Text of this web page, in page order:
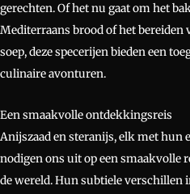
gerechten. Of het nu gaat om het
Mediterraans brood of het bereiden
soep, deze specerijen bieden een
culinaire avonturen.
Een smaakvolle ontdekkingsreis
Anijszaad en steranijs, elk met hun
nodigen ons uit op een smaakvolle
de wereld. Hun subtiele verschillen